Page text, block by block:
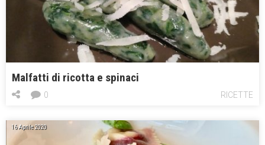
Malfatti di ricotta e spinaci
RICETTE
0
16 Aprile 2020